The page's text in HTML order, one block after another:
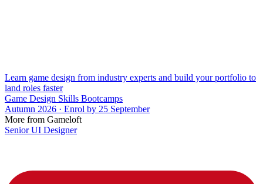
Learn game design from industry experts and build your portfolio to
land roles faster
Game Design Skills Bootcamps
Autumn 2026 · Enrol by 25 September
More from Gameloft
Senior UI Designer